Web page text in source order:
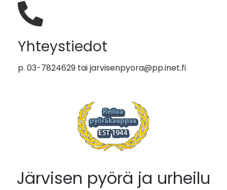
Yhteystiedot
p. 03-7824629 taijarvisenpyora@pp.inet.fi
Järvisen pyörä ja urheilu